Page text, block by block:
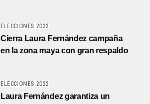
ELECCIONES 2022
Cierra Laura Fernández campaña
en la zona maya con gran respaldo
ELECCIONES 2022
Laura Fernández garantiza un